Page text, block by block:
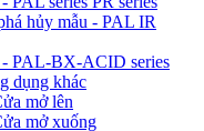
hủy mẫu - PAL IR
- PAL-BX-ACID series
dụng khác
mở lên
mở xuống